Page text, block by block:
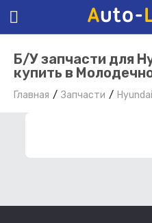
Б/У запчасти для
купить в
Главная Запчасти Hyundai